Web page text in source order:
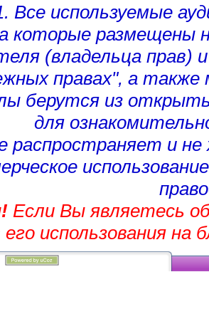
Все используемые
которые размещены
(владельца прав)
правах", а
берутся из
для
распространяет и
Если Вы являетесь
использования на